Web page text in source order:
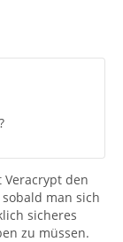
den
man sich
sicheres
zu müssen.